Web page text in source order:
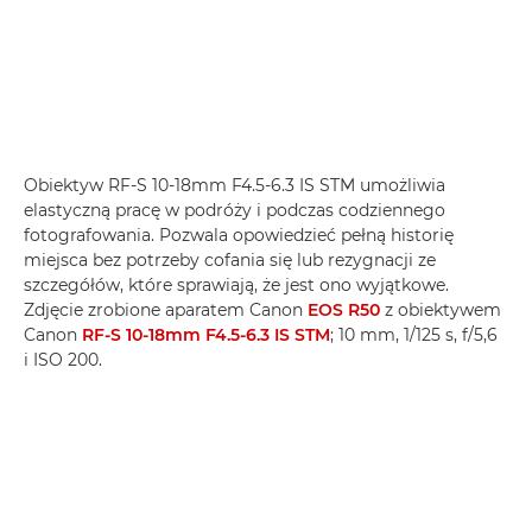
Obiektyw RF-S 10-18mm F4.5-6.3 IS STM umożliwia
elastyczną pracę w podróży i podczas codziennego
fotografowania. Pozwala opowiedzieć pełną historię
miejsca bez potrzeby cofania się lub rezygnacji ze
szczegółów, które sprawiają, że jest ono wyjątkowe.
Zdjęcie zrobione aparatem Canon EOS R50 z obiektywem
Canon RF-S 10-18mm F4.5-6.3 IS STM; 10 mm, 1/125 s, f/5,6
i ISO 200.